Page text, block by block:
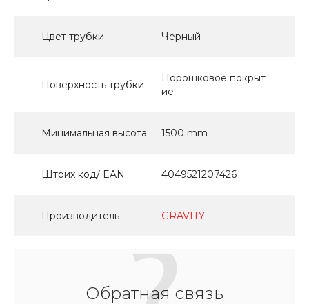
Цвет трубки Черный
Поверхность трубки
Порошковое покрыт
ие
Минимальная высота 1500 mm
Штрих код/ EAN 4049521207426
Производитель GRAVITY
Обратная связь